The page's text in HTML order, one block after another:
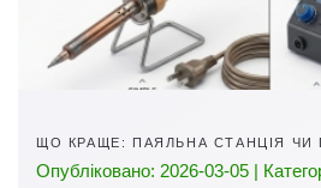
ЩО КРАЩЕ: ПАЯЛЬНА СТАНЦІЯ ЧИ
Опубліковано: 2026-03-05 |